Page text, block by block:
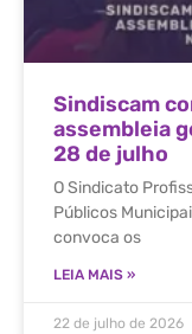
Sindiscam
assembleia
28 de julho
O Sindicato
Públicos
convoca os
LEIA MAIS »
22 de julho de 2026